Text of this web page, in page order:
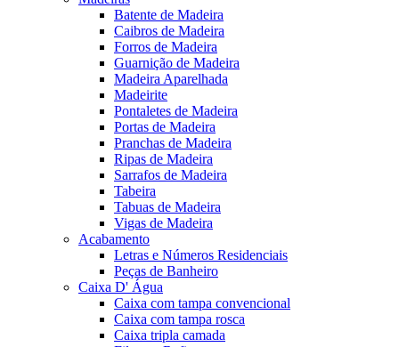
Batente de Madeira
Caibros de Madeira
Forros de Madeira
Guarnição de Madeira
Madeira Aparelhada
Madeirite
Pontaletes de Madeira
Portas de Madeira
Pranchas de Madeira
Ripas de Madeira
Sarrafos de Madeira
Tabeira
Tabuas de Madeira
Vigas de Madeira
Acabamento
Letras e Números Residenciais
Peças de Banheiro
Caixa D' Água
Caixa com tampa convencional
Caixa com tampa rosca
Caixa tripla camada